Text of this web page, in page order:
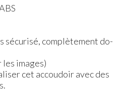
sécurisé, complètement do-
images)
cet accoudoir avec des